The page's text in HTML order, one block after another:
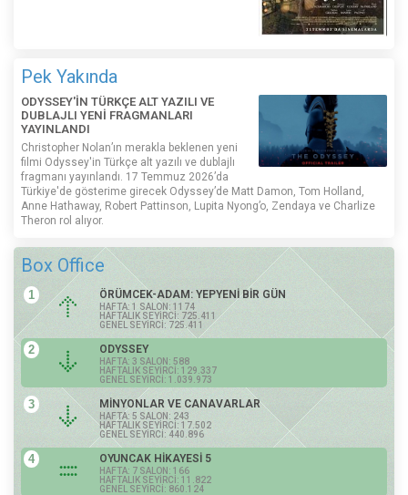
Pek Yakında
ODYSSEY'İN TÜRKÇE ALT YAZILI VE
DUBLAJLI YENİ FRAGMANLARI
YAYINLANDI
Christopher Nolan’ın merakla beklenen yeni
filmi Odyssey'in Türkçe alt yazılı ve dublajlı
fragmanı yayınlandı. 17 Temmuz 2026’da
Türkiye'de gösterime girecek Odyssey’de Matt Damon, Tom Holland,
Anne Hathaway, Robert Pattinson, Lupita Nyong’o, Zendaya ve Charlize
Theron rol alıyor.
Box Office
1 ÖRÜMCEK-ADAM: YEPYENİ BİR GÜN
HAFTA: 1 SALON: 1174
HAFTALIK SEYİRCİ: 725.411
GENEL SEYİRCİ: 725.411
2 ODYSSEY
HAFTA: 3 SALON: 588
HAFTALIK SEYİRCİ: 129.337
GENEL SEYİRCİ: 1.039.973
3 MİNYONLAR VE CANAVARLAR
HAFTA: 5 SALON: 243
HAFTALIK SEYİRCİ: 17.502
GENEL SEYİRCİ: 440.896
4 OYUNCAK HİKAYESİ 5
HAFTA: 7 SALON: 166
HAFTALIK SEYİRCİ: 11.822
GENEL SEYİRCİ: 860.124